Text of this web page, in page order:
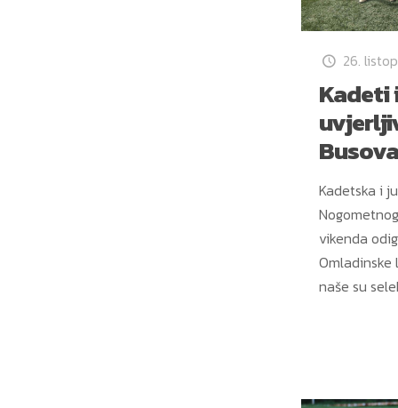
26.
Kadeti
Kadetska i
vikenda
Omladinske
naše su